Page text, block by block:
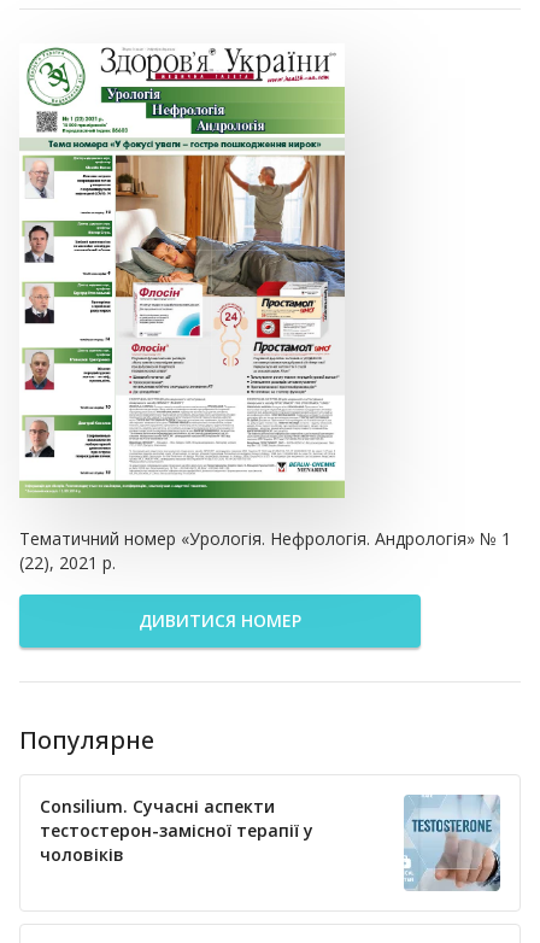
Тематичний номер «Урологія. Нефрологія. Андрологія» № 1
(22), 2021 р.
ДИВИТИСЯ НОМЕР
Популярне
Consilium. Сучасні аспекти
тестостерон-замісної терапії у
чоловіків